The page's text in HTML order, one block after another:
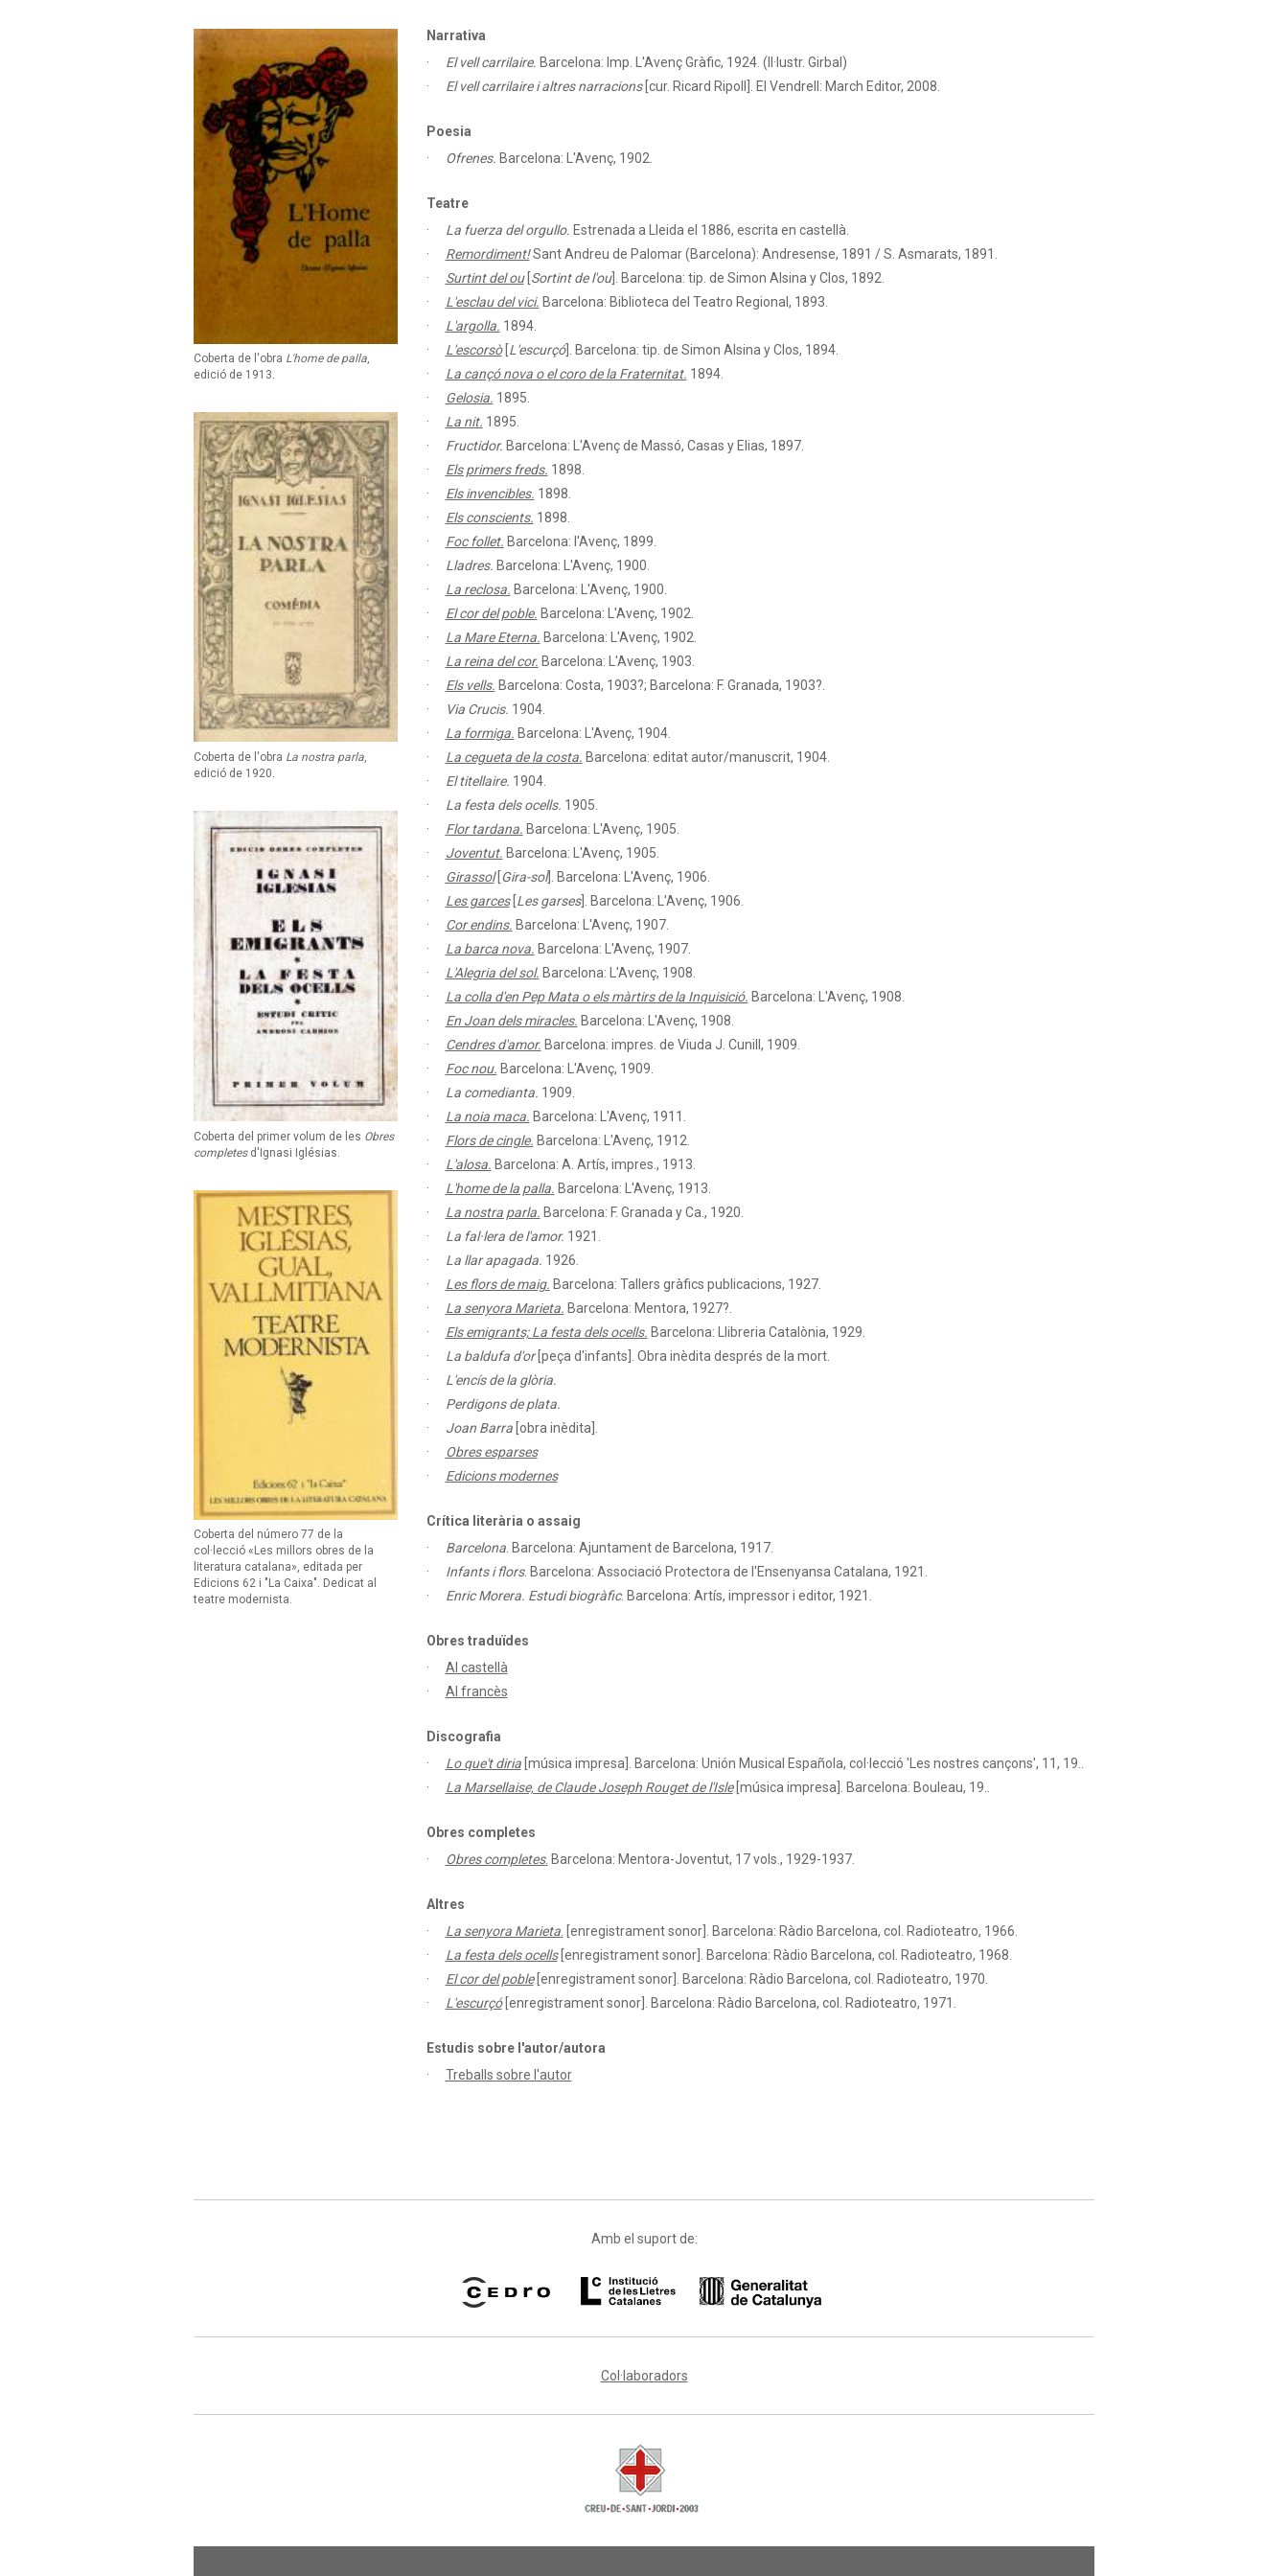
Coberta de l'obra L'home de palla,
edició de 1913.
Coberta de l'obra La nostra parla
edició de 1920.
Coberta del primer volum de les Obres
completesd'Ignasi Iglésias.
Coberta del número 77 de la
col·lecció «Les millors obres de la
literatura catalana», editada per
Edicions 62 i "La Caixa". Dedicat al
teatre modernista.
Narrativa
El vell carrilaire. Barcelona: Imp. L'Avenç Gràfic, 1924. (Il·lustr. Girbal)
El vell carrilaire i altres narracions [cur. Ricard Ripoll]. El Vendrell: March Editor, 2008.
Poesia
Ofrenes. Barcelona: L'Avenç, 1902.
Teatre
La fuerza del orgullo. Estrenada a Lleida el 1886, escrita en castellà.
Remordiment! Sant Andreu de Palomar (Barcelona): Andresense, 1891 / S. Asmarats, 1891.
Surtint del ou Sortint de l'ou]. Barcelona: tip. de Simon Alsina y Clos, 1892.
L'esclau del vici. Barcelona: Biblioteca del Teatro Regional, 1893.
L'argolla. 1894.
L'escorsò L'escurçó]. Barcelona: tip. de Simon Alsina y Clos, 1894.
La cançó nova o el coro de la Fraternitat. 1894.
Gelosia. 1895.
La nit. 1895.
Fructidor. Barcelona: L'Avenç de Massó, Casas y Elias, 1897.
Els primers freds. 1898.
Els invencibles. 1898.
Els conscients. 1898.
Foc follet. Barcelona: l'Avenç, 1899.
Lladres. Barcelona: L'Avenç, 1900.
La reclosa. Barcelona: L'Avenç, 1900.
El cor del poble. Barcelona: L'Avenç, 1902.
La Mare Eterna. Barcelona: L'Avenç, 1902.
La reina del cor. Barcelona: L'Avenç, 1903.
Els vells. Barcelona: Costa, 1903?; Barcelona: F. Granada, 1903?.
Via Crucis. 1904.
La formiga. Barcelona: L'Avenç, 1904.
La cegueta de la costa. Barcelona: editat autor/manuscrit, 1904.
El titellaire. 1904.
La festa dels ocells. 1905.
Flor tardana. Barcelona: L'Avenç, 1905.
Joventut. Barcelona: L'Avenç, 1905.
Girassol Gira-sol]. Barcelona: L'Avenç, 1906.
Les garces Les garses]. Barcelona: L'Avenç, 1906.
Cor endins. Barcelona: L'Avenç, 1907.
La barca nova. Barcelona: L'Avenç, 1907.
L'Alegria del sol. Barcelona: L'Avenç, 1908.
La colla d'en Pep Mata o els màrtirs de la Inquisició. Barcelona: L'Avenç, 1908.
En Joan dels miracles. Barcelona: L'Avenç, 1908.
Cendres d'amor. Barcelona: impres. de Viuda J. Cunill, 1909.
Foc nou. Barcelona: L'Avenç, 1909.
La comedianta. 1909.
La noia maca. Barcelona: L'Avenç, 1911.
Flors de cingle. Barcelona: L'Avenç, 1912.
L'alosa. Barcelona: A. Artís, impres., 1913.
L'home de la palla. Barcelona: L'Avenç, 1913.
La nostra parla. Barcelona: F. Granada y Ca., 1920.
La fal·lera de l'amor. 1921.
La llar apagada. 1926.
Les flors de maig. Barcelona: Tallers gràfics publicacions, 1927.
La senyora Marieta. Barcelona: Mentora, 1927?.
Els emigrants; La festa dels ocells. Barcelona: Llibreria Catalònia, 1929.
La baldufa d'or [peça d'infants]. Obra inèdita després de la mort.
L'encís de la glòria.
Perdigons de plata.
Joan Barra [obra inèdita].
Obres esparses
Edicions modernes
Crítica literària o assaig
Barcelona. Barcelona: Ajuntament de Barcelona, 1917.
Infants i flors. Barcelona: Associació Protectora de l'Ensenyansa Catalana, 1921.
Enric Morera. Estudi biogràfic. Barcelona: Artís, impressor i editor, 1921.
Obres traduïdes
Al castellà
Al francès
Discografia
Lo que't diria [música impresa]. Barcelona: Unión Musical Española, col·lecció 'Les nostres cançons', 11, 19..
La Marsellaise, de Claude Joseph Rouget de l'Isle [música impresa]. Barcelona: Bouleau, 19..
Obres completes
Obres completes. Barcelona: Mentora-Joventut, 17 vols., 1929-1937.
Altres
La senyora Marieta.
[enregistrament sonor]. Barcelona: Ràdio Barcelona, col. Radioteatro, 1966.
La festa dels ocells [enregistrament sonor]. Barcelona: Ràdio Barcelona, col. Radioteatro, 1968.
El cor del poble [enregistrament sonor]. Barcelona: Ràdio Barcelona, col. Radioteatro, 1970.
L'escurçó [enregistrament sonor]. Barcelona: Ràdio Barcelona, col. Radioteatro, 1971.
Estudis sobre l'autor/autora
Treballs sobre l'autor
Amb el suport de:
Col·laboradors